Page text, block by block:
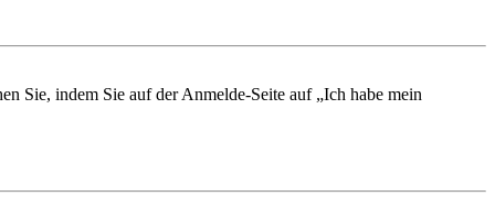
Sie, indem Sie auf der Anmelde-Seite auf „Ich habe mein